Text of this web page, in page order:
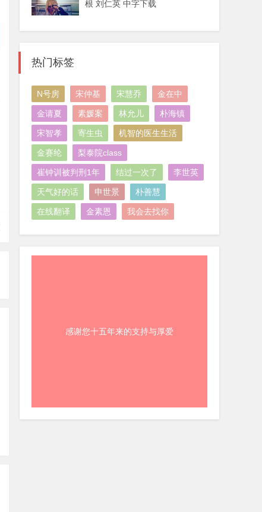
根 刘仁英 中字下载
热门标签
N号房 宋仲基 宋慧乔 金在中
金请夏 素媛案 林允儿 朴海镇
宋智孝 寄生虫 机智的医生生活
金赛纶 梨泰院class
崔钟训被判刑1年 结过一次了 李世英
天气好的话 申世景 朴善慧
在线翻译 金素恩 我会去找你
感谢您十五年来的支持与厚爱